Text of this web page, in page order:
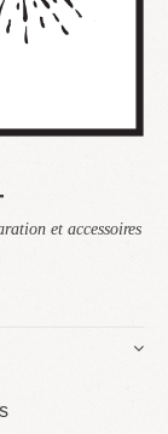
et accessoires